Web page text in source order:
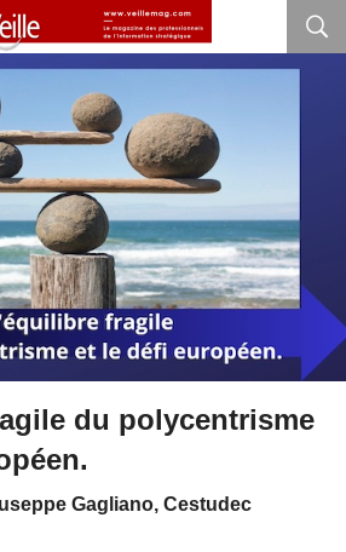
du polycentrisme
Gagliano, Cestudec